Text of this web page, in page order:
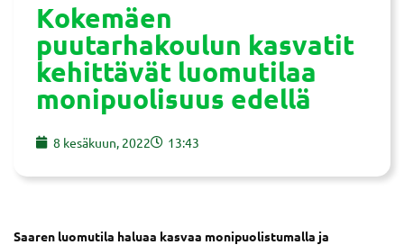
Kokemäen
puutarhakoulun kasvatit
kehittävät luomutilaa
monipuolisuus edellä
8 kesäkuun, 2022 13:43
Saaren luomutila haluaa kasvaa monipuolistumalla ja